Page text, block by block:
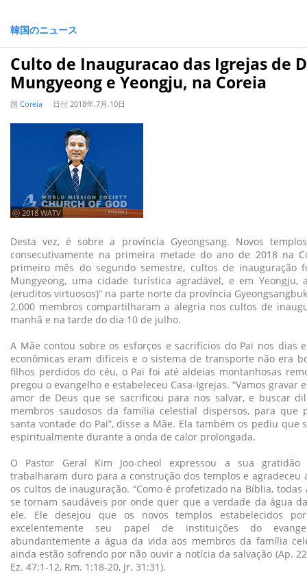
韓国のニュース
Culto de Inauguracao das Igrejas de
Mungyeong e Yeongju, na Coreia
国 Coreia 日付 2018年.7月.10日
ⓒ 2018 WATV
Desta vez, é sobre a província Gyeongsang. Novos
consecutivamente na primeira metade do ano de 2018 na
primeiro mês do segundo semestre, cultos de inauguração
Mungyeong, uma cidade turística agradável, e em Yeongju,
(eruditos virtuosos)” na parte norte da província
2.000 membros compartilharam a alegria nos cultos de
manhã e na tarde do dia 10 de julho.
A Mãe contou sobre os esforços e sacrifícios do Pai nos dias
econômicas eram difíceis e o sistema de transporte não era
filhos perdidos do céu, o Pai foi até aldeias montanhosas
pregou o evangelho e estabeleceu Casa-Igrejas. “Vamos gravar
amor de Deus que se sacrificou para nos salvar, e buscar
membros saudosos da família celestial dispersos, para que
santa vontade do Pai”, disse a Mãe. Ela também os pediu que
espiritualmente durante a onda de calor prolongada.
O Pastor Geral Kim Joo-cheol expressou a sua
trabalharam duro para a construção dos templos e agradeceu
os cultos de inauguração. “Como é profetizado na Bíblia,
se tornam saudáveis por onde quer que a verdade da água
ele. Ele desejou que os novos templos estabelecidos
excelentemente seu papel de instituições do
abundantemente a água da vida aos membros da família
ainda estão sofrendo por não ouvir a notícia da salvação (Ap.
Ez. 47:1-12, Rm. 1:18-20, Jr. 31:31).